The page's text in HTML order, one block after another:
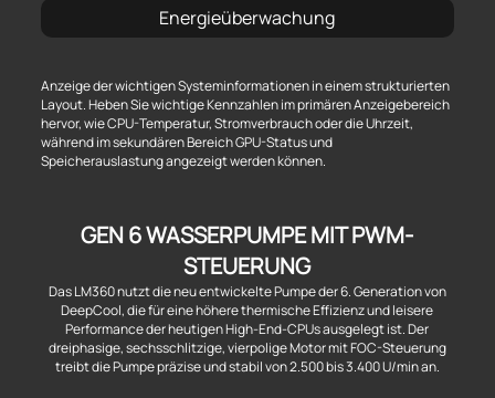
Energieüberwachung
Anzeige der wichtigen Systeminformationen in einem strukturierten
Layout. Heben Sie wichtige Kennzahlen im primären Anzeigebereich
hervor, wie CPU-Temperatur, Stromverbrauch oder die Uhrzeit,
während im sekundären Bereich GPU-Status und
Speicherauslastung angezeigt werden können.
GEN 6 WASSERPUMPE MIT PWM-
STEUERUNG
Das LM360 nutzt die neu entwickelte Pumpe der 6. Generation von
DeepCool, die für eine höhere thermische Effizienz und leisere
Performance der heutigen High-End-CPUs ausgelegt ist. Der
dreiphasige, sechsschlitzige, vierpolige Motor mit FOC-Steuerung
treibt die Pumpe präzise und stabil von 2.500 bis 3.400 U/min an.